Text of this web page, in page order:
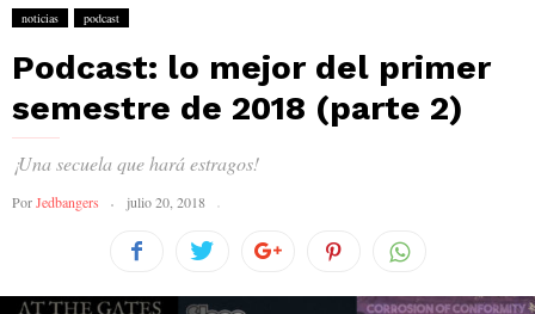
noticias podcast
Podcast: lo mejor del primer
semestre de 2018 (parte 2)
¡Una secuela que hará estragos!
PorJedbangers julio 20, 2018